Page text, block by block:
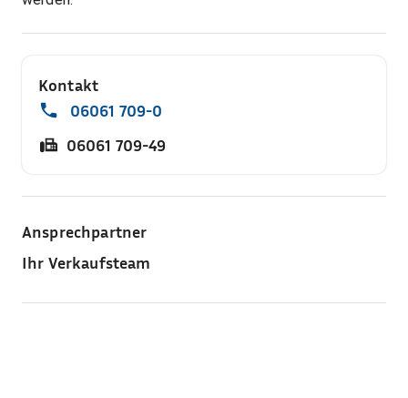
Kontakt
06061 709-0
06061 709-49
Ansprechpartner
Ihr Verkaufsteam